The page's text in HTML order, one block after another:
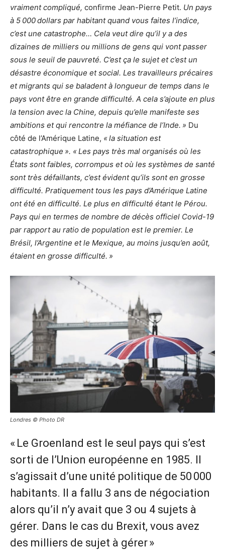
vraiment compliqué, confirme Jean-Pierre Petit. Un pays
à 5 000 dollars par habitant quand vous faites l’indice,
c’est une catastrophe… Cela veut dire qu’il y a des
dizaines de milliers ou millions de gens qui vont passer
sous le seuil de pauvreté. C’est ça le sujet et c’est un
désastre économique et social. Les travailleurs précaires
et migrants qui se baladent à longueur de temps dans le
pays vont être en grande difficulté. A cela s’ajoute en plus
la tension avec la Chine, depuis qu’elle manifeste ses
ambitions et qui rencontre la méfiance de l’Inde. » Du
côté de l’Amérique Latine, « la situation est
catastrophique ». « Les pays très mal organisés où les
États sont faibles, corrompus et où les systèmes de santé
sont très défaillants, c’est évident qu’ils sont en grosse
difficulté. Pratiquement tous les pays d’Amérique Latine
ont été en difficulté. Le plus en difficulté étant le Pérou.
Pays qui en termes de nombre de décès officiel Covid-19
par rapport au ratio de population est le premier. Le
Brésil, l’Argentine et le Mexique, au moins jusqu’en août,
étaient en grosse difficulté. »
Londres © Photo DR
« Le Groenland est le seul pays qui s’est
sorti de l’Union européenne en 1985. Il
s’agissait d’une unité politique de 50 000
habitants. Il a fallu 3 ans de négociation
alors qu’il n’y avait que 3 ou 4 sujets à
gérer. Dans le cas du Brexit, vous avez
des milliers de sujet à gérer »